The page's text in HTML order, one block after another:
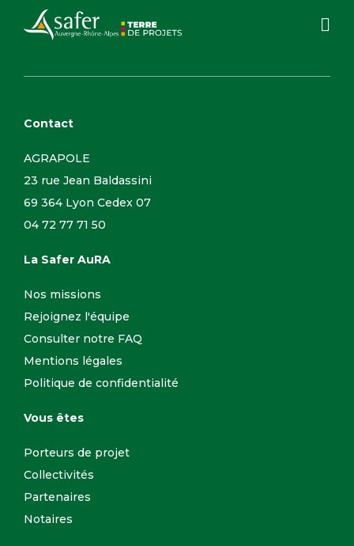
Contact
AGRAPOLE
23 rue Jean Baldassini
69 364 Lyon Cedex 07
04 72 77 71 50
La Safer AuRA
Nos missions
Rejoignez l'équipe
Consulter notre FAQ
Mentions légales
Politique de confidentialité
Vous êtes
Porteurs de projet
Collectivités
Partenaires
Notaires